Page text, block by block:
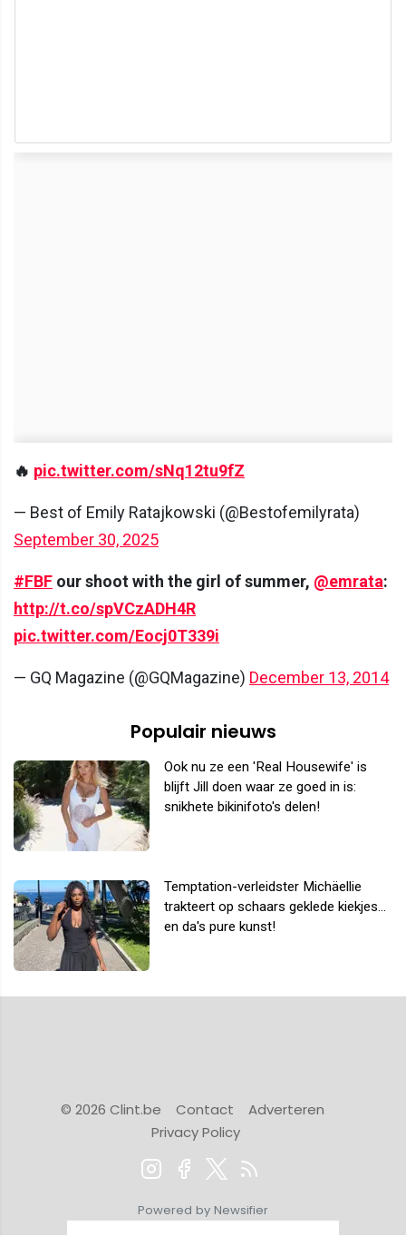
🔥 pic.twitter.com/sNq12tu9fZ
— Best of Emily Ratajkowski (@Bestofemilyrata)
September 30, 2025
#FBF our shoot with the girl of summer, @emrata:
http://t.co/spVCzADH4R
pic.twitter.com/Eocj0T339i
— GQ Magazine (@GQMagazine) December 13, 2014
Populair nieuws
Ook nu ze een 'Real Housewife' is
blijft Jill doen waar ze goed in is:
snikhete bikinifoto's delen!
Temptation-verleidster Michäellie
trakteert op schaars geklede kiekjes...
en da's pure kunst!
© 2026 Clint.be Contact
Adverteren
Privacy Policy
Powered by Newsifier